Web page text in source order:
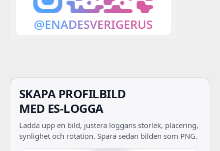
SKAPA PROFILBILD
MED ES-LOGGA
Ladda upp en bild, justera loggans storlek, placering,
synlighet och rotation. Spara sedan bilden som PNG.